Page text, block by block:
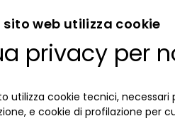
LA BANCA
INFORMAZIONI PER IL
sito web utilizza cookie
privacy per
utilizza cookie tecnici, necessari
e cookie di profilazione per